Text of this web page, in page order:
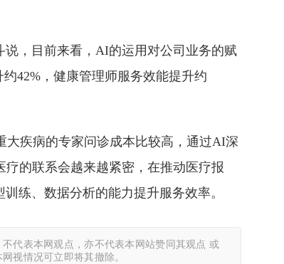
，目前来看，AI的运用对公司业务的赋
42%，健康管理师服务效能提升约
疾病的专家问诊成本比较高，通过AI深
的联系会越来越紧密，在推动医疗报
练、数据分析的能力提升服务效率。
代表本网观点，亦不代表本网站赞同其观点 或
视情况可立即将其撤除。